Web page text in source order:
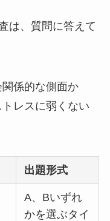
は、質問に答えて
係的な側面か
レスに弱くない
出題形式
A、Bいずれ
かを選ぶタイ